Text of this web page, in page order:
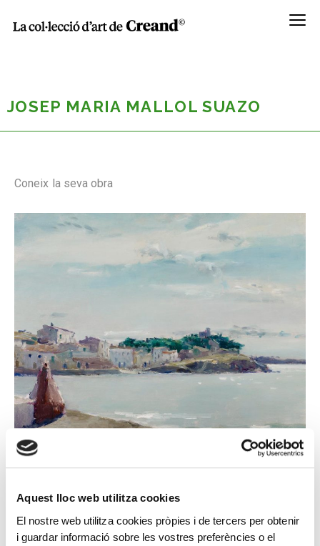
Aquest lloc web utilitza cookies
El nostre web utilitza cookies pròpies i de tercers per obtenir
i guardar informació sobre les vostres preferències o el
Menú
JOSEP MARIA MALLOL SUAZO
Coneix la seva obra